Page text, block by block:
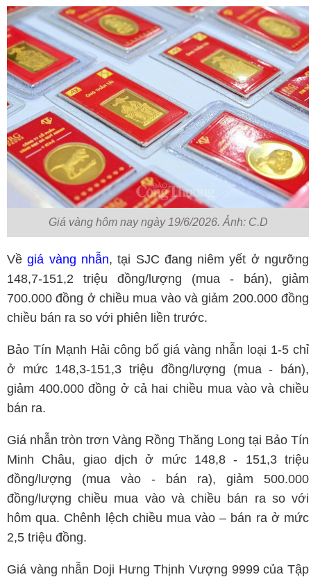
Giá vàng hôm nay ngày 19/6/2026. Ảnh: C.D
Vềgiá vàng nhẫn, tại SJC đang niêm yết ở ngưỡng
148,7-151,2 triệu đồng/lượng (mua - bán), giảm
700.000 đồng ở chiều mua vào và giảm 200.000 đồng
chiều bán ra so với phiên liền trước.
Bảo Tín Mạnh Hải công bố giá vàng nhẫn loại 1-5 chỉ
ở mức 148,3-151,3 triệu đồng/lượng (mua - bán),
giảm 400.000 đồng ở cả hai chiều mua vào và chiều
bán ra.
Giá nhẫn tròn trơn Vàng Rồng Thăng Long tại Bảo Tín
Minh Châu, giao dịch ở mức 148,8 - 151,3 triệu
đồng/lượng (mua vào - bán ra), giảm 500.000
đồng/lượng chiều mua vào và chiều bán ra so với
hôm qua. Chênh lệch chiều mua vào – bán ra ở mức
2,5 triệu đồng.
Giá vàng nhẫn Doji Hưng Thịnh Vượng 9999 của Tập